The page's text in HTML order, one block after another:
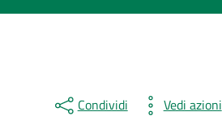
Condividi Vedi azioni